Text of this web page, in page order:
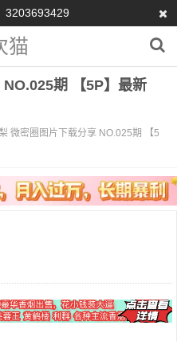
3203693429
猫
期 【5P】最新
微密圈图片下载分享 NO.025期 【5